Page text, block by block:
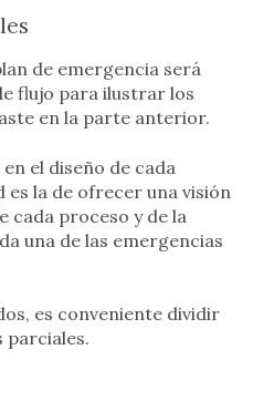
de emergencia será
flujo para ilustrar los
en la parte anterior.
el diseño de cada
es la de ofrecer una visión
cada proceso y de la
una de las emergencias
es conveniente dividir
parciales.